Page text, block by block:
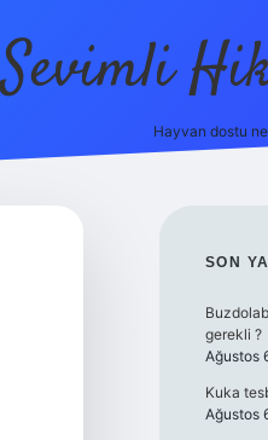
Sevimli
Hayvan dostu
SON
gerekli ?
Ağustos
Kuka
Ağustos